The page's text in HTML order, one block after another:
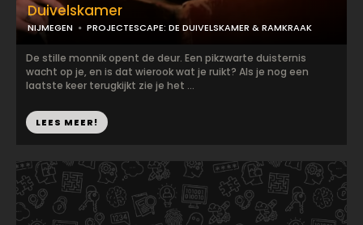
Duivelskamer
NIJMEGEN PROJECTESCAPE: DE DUIVELSKAMER & RAMKRAAK
De stille monnik opent de deur. Een pikzwarte duisternis
wacht op je, en is dat wierook wat je ruikt? Als je nog een
laatste keer terugkijkt zie je het ...
LEES MEER!